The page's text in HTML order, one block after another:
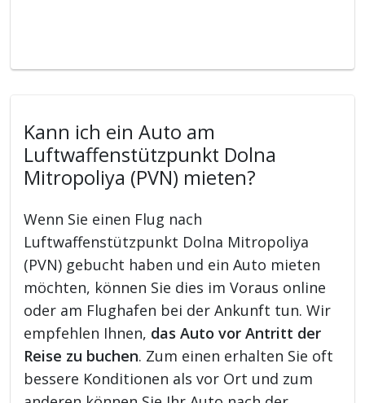
Kann ich ein Auto am
Luftwaffenstützpunkt Dolna
Mitropoliya (PVN) mieten?
Wenn Sie einen Flug nach
Luftwaffenstützpunkt Dolna Mitropoliya
(PVN) gebucht haben und ein Auto mieten
möchten, können Sie dies im Voraus online
oder am Flughafen bei der Ankunft tun. Wir
empfehlen Ihnen, das Auto vor Antritt der
Reise zu buchen. Zum einen erhalten Sie oft
bessere Konditionen als vor Ort und zum